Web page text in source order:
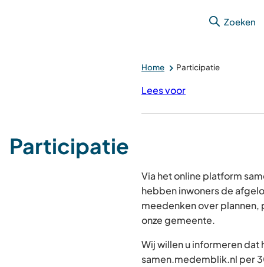
Zoeken
Home Participatie
Lees voor
Participatie
Via het online platform
hebben inwoners de
meedenken over
onze gemeente.
Wij willen u informeren dat
samen.medemblik.nl per